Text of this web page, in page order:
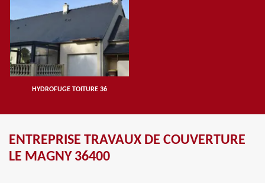
HYDROFUGE TOITURE 36
ENTREPRISE TRAVAUX DE COUVERTURE
LE MAGNY 36400